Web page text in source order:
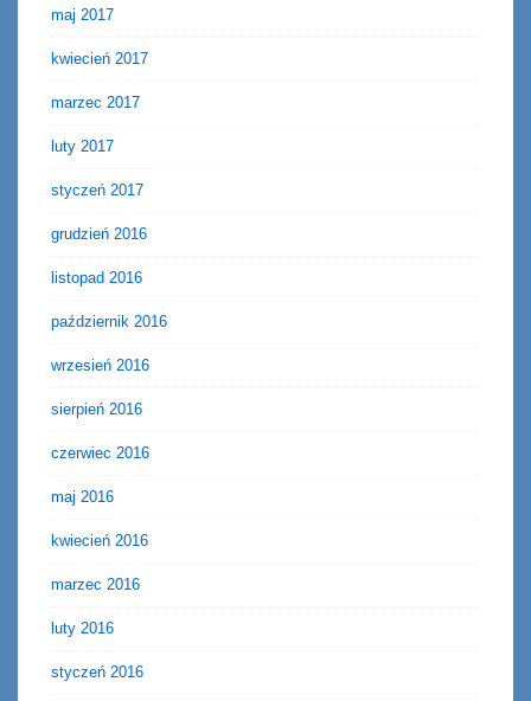
maj 2017
kwiecień 2017
marzec 2017
luty 2017
styczeń 2017
grudzień 2016
listopad 2016
październik 2016
wrzesień 2016
sierpień 2016
czerwiec 2016
maj 2016
kwiecień 2016
marzec 2016
luty 2016
styczeń 2016